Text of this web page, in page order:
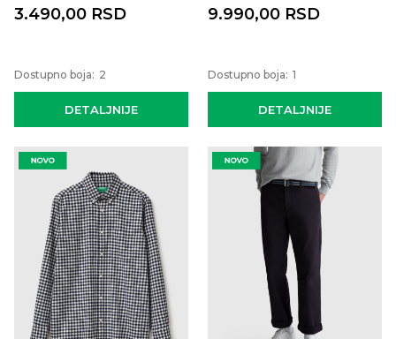
DETALJNIJE
3.490,00 RSD
Dostupno boja: 2
DETALJNIJE
9.990,00 RSD
Dostupno boja: 1